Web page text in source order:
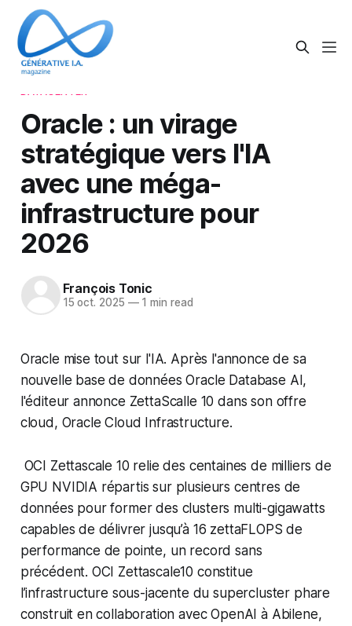
Oracle : un virage
stratégique vers l'IA
avec une méga-
infrastructure pour
2026
François Tonic
15 oct. 2025 —1 min read
Oracle mise tout sur l'IA. Après l'annonce de sa
nouvelle base de données Oracle Database AI,
l'éditeur annonce ZettaScalle 10 dans son offre
cloud, Oracle Cloud Infrastructure.
OCI Zettascale 10 relie des centaines de milliers de
GPU NVIDIA répartis sur plusieurs centres de
données pour former des clusters multi-gigawatts
capables de délivrer jusqu’à 16 zettaFLOPS de
performance de pointe, un record sans
précédent. OCI Zettascale10 constitue
l’infrastructure sous-jacente du supercluster phare
construit en collaboration avec OpenAI à Abilene,